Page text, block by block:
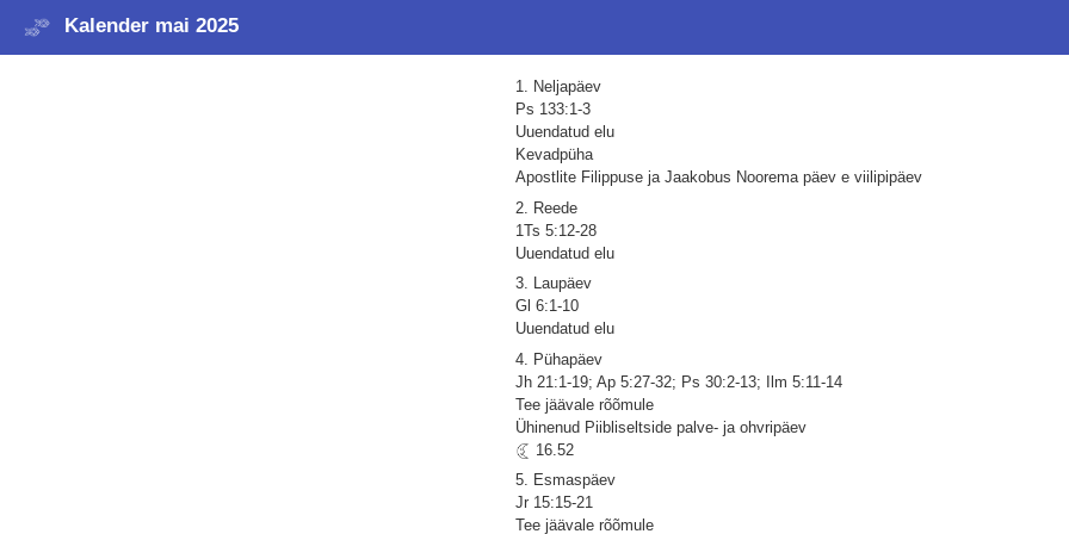
Kalender mai 2025
1. Neljapäev
Ps 133:1-3
Uuendatud elu
Kevadpüha
Apostlite Filippuse ja Jaakobus Noorema päev e viilipipäev
2. Reede
1Ts 5:12-28
Uuendatud elu
3. Laupäev
Gl 6:1-10
Uuendatud elu
4. Pühapäev
Jh 21:1-19; Ap 5:27-32; Ps 30:2-13; Ilm 5:11-14
Tee jäävale rõõmule
Ühinenud Piibliseltside palve- ja ohvripäev
16.52
5. Esmaspäev
Jr 15:15-21
Tee jäävale rõõmule